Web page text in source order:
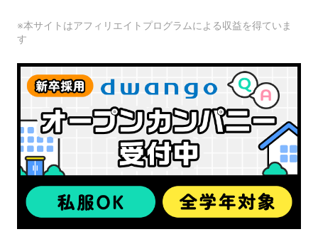
※本サイトはアフィリエイトプログラムによる収益を得ていま
す